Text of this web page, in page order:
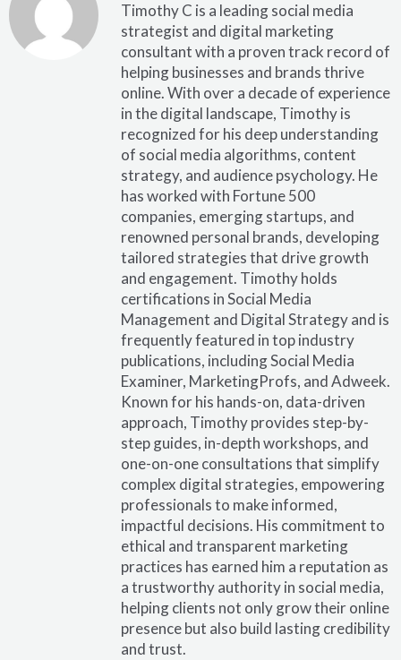
Timothy C is a leading social media
strategist and digital marketing
consultant with a proven track record of
helping businesses and brands thrive
online. With over a decade of experience
in the digital landscape, Timothy is
recognized for his deep understanding
of social media algorithms, content
strategy, and audience psychology. He
has worked with Fortune 500
companies, emerging startups, and
renowned personal brands, developing
tailored strategies that drive growth
and engagement. Timothy holds
certifications in Social Media
Management and Digital Strategy and is
frequently featured in top industry
publications, including Social Media
Examiner, MarketingProfs, and Adweek.
Known for his hands-on, data-driven
approach, Timothy provides step-by-
step guides, in-depth workshops, and
one-on-one consultations that simplify
complex digital strategies, empowering
professionals to make informed,
impactful decisions. His commitment to
ethical and transparent marketing
practices has earned him a reputation as
a trustworthy authority in social media,
helping clients not only grow their online
presence but also build lasting credibility
and trust.